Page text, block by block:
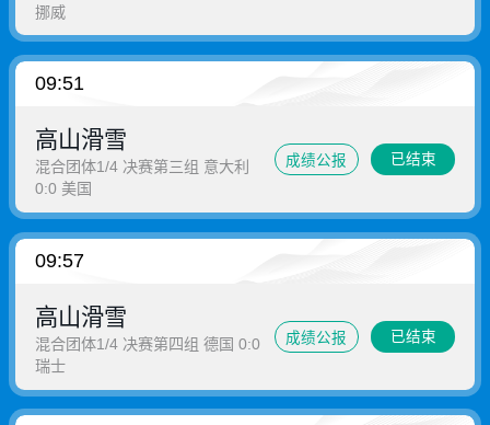
挪威
09:51
高山滑雪
混合团体1/4 决赛第三组 意大利
0:0 美国
成绩公报 已结束
09:57
高山滑雪
混合团体1/4 决赛第四组 德国 0:0
瑞士
成绩公报 已结束